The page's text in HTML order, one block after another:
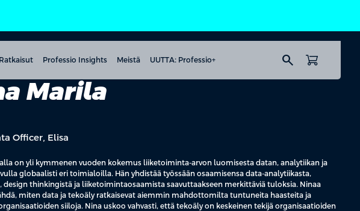
Ratkaisut Professio Insights Meistä UUTTA: Professio+ search
Marila
Officer, Elisa
on yli kymmenen vuoden kokemus liiketoiminta-arvon luomisesta datan, analytiikan ja
globaalisti eri toimialoilla. Hän yhdistää työssään osaamisensa data-analytiikasta,
design thinkingistä ja liiketoimintaosaamista saavuttaakseen merkittäviä tuloksia. Ninaa
miten data ja tekoäly ratkaisevat aiemmin mahdottomilta tuntuneita haasteita ja
siiloja. Nina uskoo vahvasti, että tekoäly on keskeinen tekijä organisaatioiden